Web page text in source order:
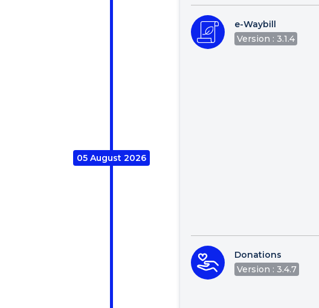
05 August 2026
e-Waybill
Version : 3.1.4
Donations
Version : 3.4.7